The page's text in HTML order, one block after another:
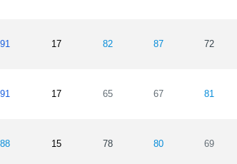
91 17 82 87 72
91 17 65 67 81
88 15 78 80 69